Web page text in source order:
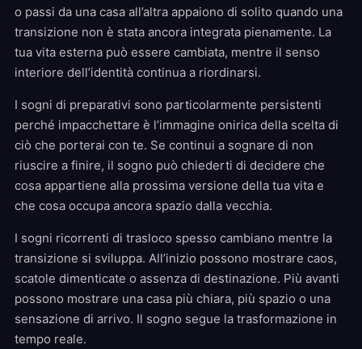
o passi da una casa all’altra appaiono di solito quando una
transizione non è stata ancora integrata pienamente. La
tua vita esterna può essere cambiata, mentre il senso
interiore dell’identità continua a riordinarsi.
I sogni di preparativi sono particolarmente persistenti
perché impacchettare è l’immagine onirica della scelta di
ciò che porterai con te. Se continui a sognare di non
riuscire a finire, il sogno può chiederti di decidere che
cosa appartiene alla prossima versione della tua vita e
che cosa occupa ancora spazio dalla vecchia.
I sogni ricorrenti di trasloco spesso cambiano mentre la
transizione si sviluppa. All’inizio possono mostrare caos,
scatole dimenticate o assenza di destinazione. Più avanti
possono mostrare una casa più chiara, più spazio o una
sensazione di arrivo. Il sogno segue la trasformazione in
tempo reale.